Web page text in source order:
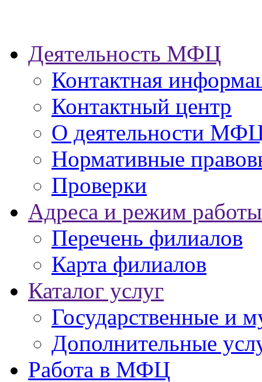
Деятельность МФЦ
Контактная
Контактный центр
О деятельности
Нормативные
Проверки
Адреса и режим работы
Перечень филиалов
Карта филиалов
Каталог услуг
Государственные и
Дополнительные
Работа в МФЦ